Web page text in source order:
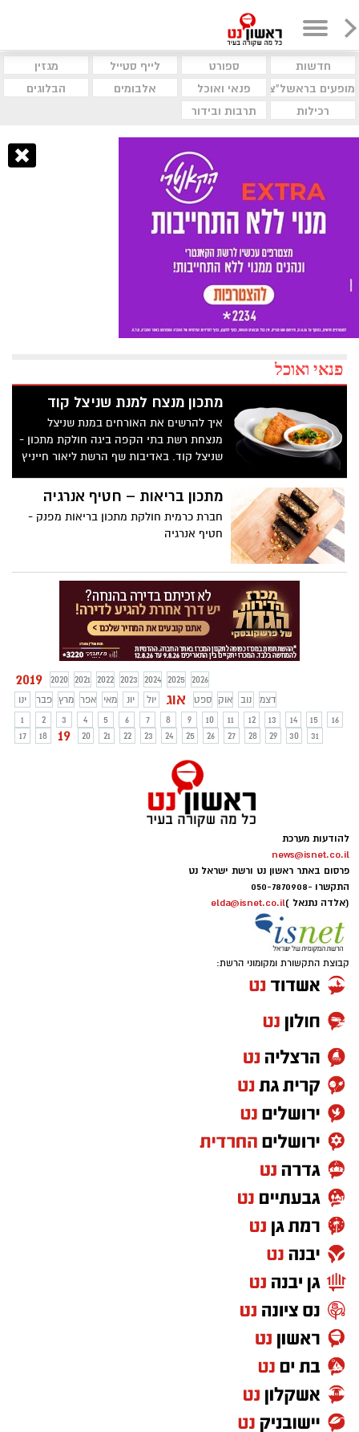
חדשות ספורט לייף סטייל
מגזין
מופעים בראשל"צ
פנאי ואוכל אלבומים
הבלוגים
רכילות
תרבות ובידור
פנאי ואוכל
מתכון מנצח למנת שניצל קוד
איך להרשים את האורחים במנת שניצל
מנצחת רשת בתי הקפה ביגה חולקת מתכון -
שניצל קוד. באדיבות שף הרשת ליאור חייניץ
מתכון בריאות – חטיף אנרגיה
חברת כרמית חולקת מתכון בריאות מפנק -
חטיף אנרגיה
2019 2020 2021 2022 2023 2024 2025
2026
ינו
פבר מרץ אפר מאי יונ יול אוג ספט אוק נוב
דצמ
1
2 3 4 5 6 7 8 9 10 11 12 13 14 15
16
17
18 19 20 21 22 23 24 25 26 27 28 29 30 31
להודעות מערכת
news@isnet.co.il
פרסום באתר ראשון נט ורשת ישראל נט
התקשרו -050-7870908
(אלדה נתנאל )elda@isnet.co.il
קבוצת התקשורת ומקומוני הרשת: